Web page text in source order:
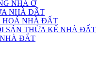
NHÀ Ở
NHÀ ĐẤT
HOÁ NHÀ ĐẤT
SẢN THỪA KẾ NHÀ ĐẤT
ĐẤT